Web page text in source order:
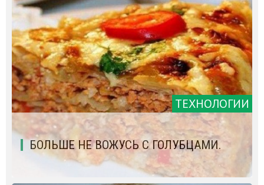
ТЕХНОЛОГИИ
БОЛЬШЕ НЕ ВОЖУСЬ С ГОЛУБЦАМИ.